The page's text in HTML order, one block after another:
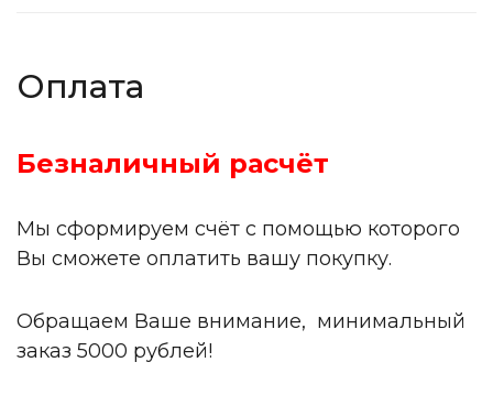
Оплата
Безналичный расчёт
Мы сформируем счёт с помощью которого
Вы сможете оплатить вашу покупку.
Обращаем Ваше внимание, минимальный
заказ 5000 рублей!